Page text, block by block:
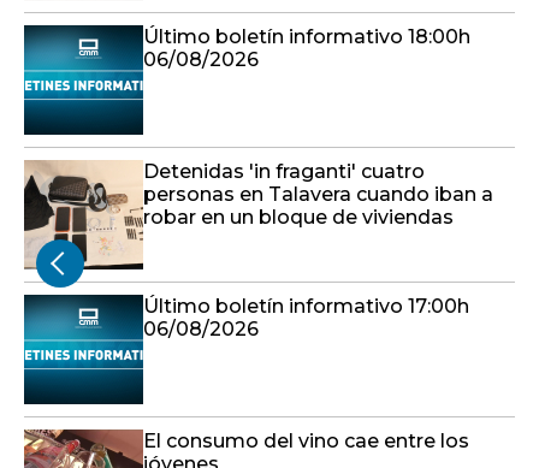
Último boletín informativo 18:00h
06/08/2026
Detenidas 'in fraganti' cuatro
personas en Talavera cuando iban a
robar en un bloque de viviendas
Último boletín informativo 17:00h
06/08/2026
El consumo del vino cae entre los